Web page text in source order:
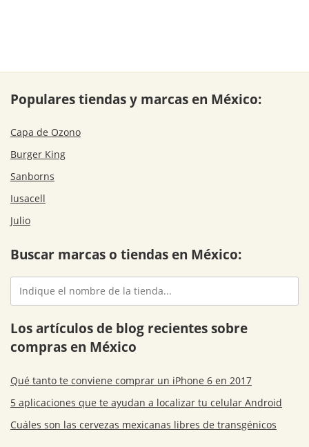
Populares tiendas y marcas en México:
Capa de Ozono
Burger King
Sanborns
Iusacell
Julio
Buscar marcas o tiendas en México:
Los artículos de blog recientes sobre
compras en México
Qué tanto te conviene comprar un iPhone 6 en 2017
5 aplicaciones que te ayudan a localizar tu celular Android
Cuáles son las cervezas mexicanas libres de transgénicos